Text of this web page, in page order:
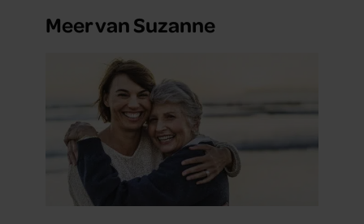
Meer van Suzanne